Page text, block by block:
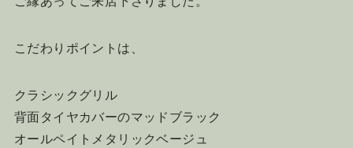
こだわりポイントは、
クラシックグリル
背面タイヤカバーのマッドブラック
オールペイトメタリックベージュ